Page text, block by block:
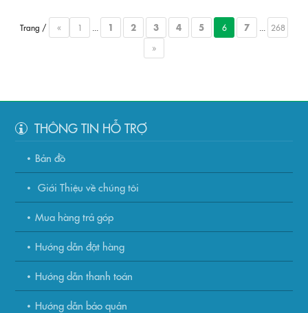
Trang / « 1 1 2 3 4 5 6 7
268
»
THÔNG TIN HỖ TRỢ
Bản đồ
Giới Thiệu về chúng tôi
Mua hàng trả góp
Hướng dẫn đặt hàng
Hướng dẫn thanh toán
Hướng dẫn bảo quản